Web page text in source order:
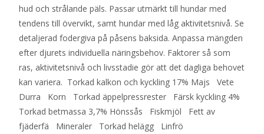
hud och strålande päls. Passar utmärkt till hundar med
tendens till övervikt, samt hundar med låg aktivitetsnivå. Se
detaljerad fodergiva på påsens baksida. Anpassa mängden
efter djurets individuella näringsbehov. Faktorer så som
ras, aktivitetsnivå och livsstadie gör att det dagliga behovet
kan variera. Torkad kalkon och kyckling 17% Majs Vete
Durra Korn Torkad äppelpressrester Färsk kyckling 4%
Torkad betmassa 3,7% Hönssås Fiskmjöl Fett av
fjäderfä Mineraler Torkad helägg Linfrö